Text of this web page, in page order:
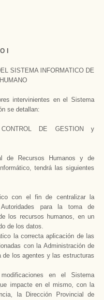
I
SISTEMA INFORMATICO DE
intervinientes en el Sistema
se detallan:
DE GESTION y
de Recursos Humanos y de
tendrá las siguientes
con el fin de centralizar la
para la toma de
los recursos humanos, en un
de los datos.
la correcta aplicación de las
con la Administraciónde
de los agentes y las estructuras
en el Sistema
impacte en el mismo, con la
, la Dirección Provincial de